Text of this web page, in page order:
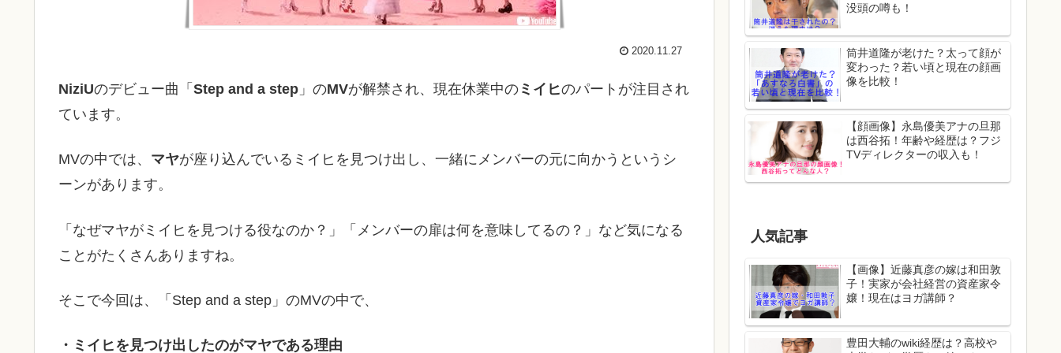
2020.11.27
NiziUのデビュー曲「 Step and a step 」のMVが解禁され、現在休業中の ミイヒのパートが注目され
ています。
MVの中では、 マヤが座り込んでいるミイヒを見つけ出し、一緒にメンバーの元に向かうというシ
ーンがあります。
「なぜマヤがミイヒを見つける役なのか？」「メンバーの扉は何を意味してるの？」など気になる
ことがたくさんありますね。
そこで今回は、「Step and a step」のMVの中で、
・ミイヒを見つけ出したのがマヤである理由
没頭の噂も！
筒井道隆が老けた？太って顔が
変わった？若い頃と現在の顔画
像を比較！
【顔画像】永島優美アナの旦那
は西谷拓！年齢や経歴は？フジ
TVディレクターの収入も！
人気記事
【画像】近藤真彦の嫁は和田敦
子！実家が会社経営の資産家令
嬢！現在はヨガ講師？
豊田大輔のwiki経歴は？高校や